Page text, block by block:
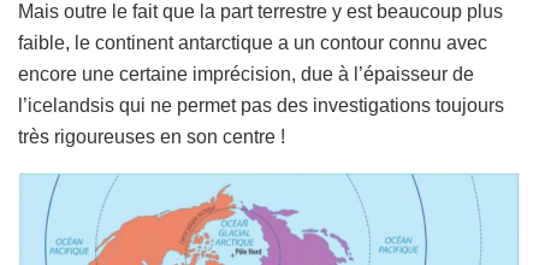
Mais outre le fait que la part terrestre y est beaucoup plus
faible, le continent antarctique a un contour connu avec
encore une certaine imprécision, due à l’épaisseur de
l’icelandsis qui ne permet pas des investigations toujours
très rigoureuses en son centre !